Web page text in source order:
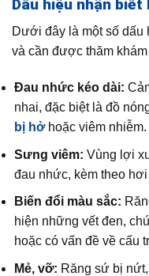
Dấu hiệu nhận
Dưới đây là một số dấu
và cần được thăm
Đau nhức kéo dài:
nhai, đặc biệt là đồ
bị hởhoặc viêm nhiễm.
Sưng viêm: Vùng lợi
đau nhức, kèm theo
Biến đổi màu sắc:
hiện những vết đen,
hoặc có vấn đề về cấu
Mẻ, vỡ: Răng sứ bị